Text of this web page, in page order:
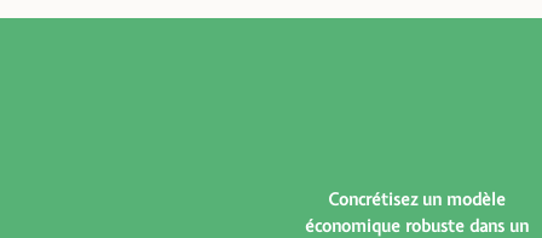
Concrétisez un modèle
économique robuste dans un